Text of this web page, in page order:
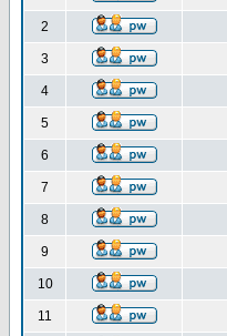
2
3
4
5
6
7
8
9
10
11